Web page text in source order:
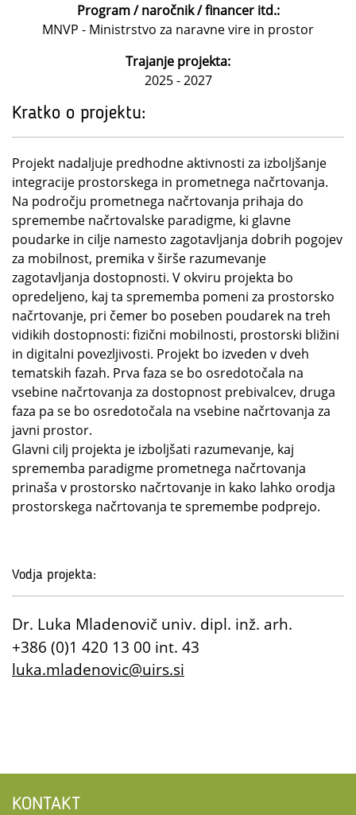
Program / naročnik / financer itd.:
MNVP - Ministrstvo za naravne vire in prostor
Trajanje projekta:
2025 - 2027
Kratko o projektu:
Projekt nadaljuje predhodne aktivnosti za izboljšanje
integracije prostorskega in prometnega načrtovanja.
Na področju prometnega načrtovanja prihaja do
spremembe načrtovalske paradigme, ki glavne
poudarke in cilje namesto zagotavljanja dobrih pogojev
za mobilnost, premika v širše razumevanje
zagotavljanja dostopnosti. V okviru projekta bo
opredeljeno, kaj ta sprememba pomeni za prostorsko
načrtovanje, pri čemer bo poseben poudarek na treh
vidikih dostopnosti: fizični mobilnosti, prostorski bližini
in digitalni povezljivosti. Projekt bo izveden v dveh
tematskih fazah. Prva faza se bo osredotočala na
vsebine načrtovanja za dostopnost prebivalcev, druga
faza pa se bo osredotočala na vsebine načrtovanja za
javni prostor.
Glavni cilj projekta je izboljšati razumevanje, kaj
sprememba paradigme prometnega načrtovanja
prinaša v prostorsko načrtovanje in kako lahko orodja
prostorskega načrtovanja te spremembe podprejo.
Vodja projekta:
Dr. Luka Mladenovič univ. dipl. inž. arh.
+386 (0)1 420 13 00 int. 43
luka.mladenovic@uirs.si
KONTAKT